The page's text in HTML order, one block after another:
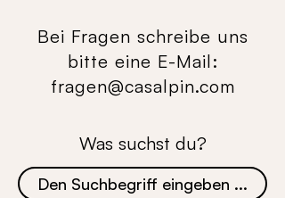
Bei Fragen schreibe uns
bitte eine E-Mail:
fragen@casalpin.com
Was suchst du?